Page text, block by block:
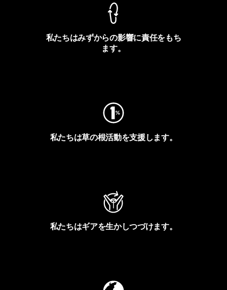
私たちはみずからの影響に責任をもち
ます。
私たちは草の根活動を支援します。
私たちはギアを生かしつづけます。